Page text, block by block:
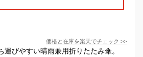
価格と在庫を楽天でチェック >>
運びやすい晴雨兼用折りたたみ傘。